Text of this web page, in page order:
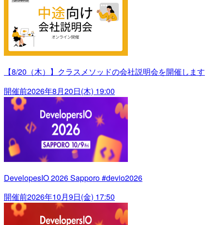
【8/20（木）】クラスメソッドの会社説明会を開催します
開催前2026年8月20日(木) 19:00
DevelopesIO 2026 Sapporo #devio2026
開催前2026年10月9日(金) 17:50